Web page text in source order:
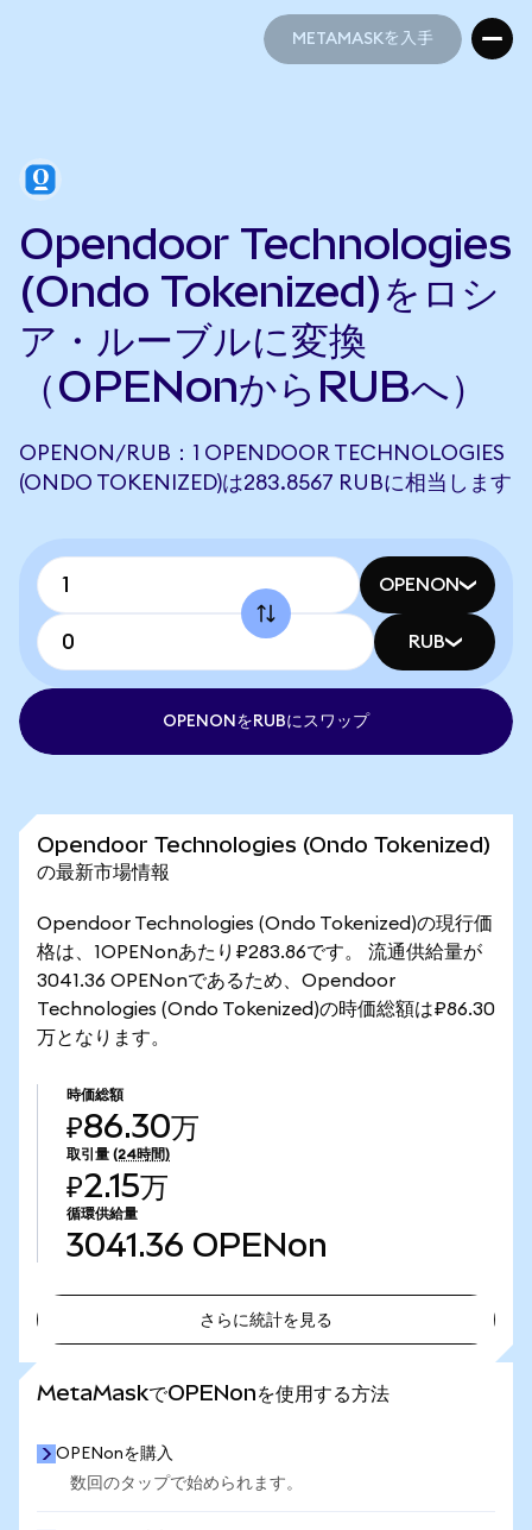
METAMASKを入手
Opendoor Technologies
(Ondo Tokenized)をロシ
ア・ルーブルに変換
（OPENonからRUBへ）
OPENON/RUB：1 OPENDOOR TECHNOLOGIES
(ONDO TOKENIZED)は283.8567 RUBに相当します
OPENON
RUB
OPENONをRUBにスワップ
Opendoor Technologies (Ondo Tokenized)
の最新市場情報
Opendoor Technologies (Ondo Tokenized)の現行価
格は、1OPENonあたり₽283.86です。 流通供給量が
3041.36 OPENonであるため、Opendoor
Technologies (Ondo Tokenized)の時価総額は₽86.30
万となります。
時価総額
₽86.30万
取引量 (24時間)
₽2.15万
循環供給量
3041.36 OPENon
さらに統計を見る
MetaMaskでOPENonを使用する方法
OPENonを購入
数回のタップで始められます。